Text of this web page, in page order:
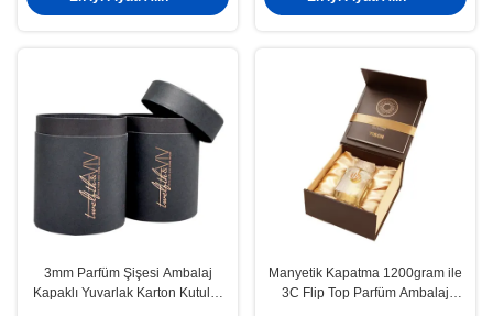
3mm Parfüm Şişesi Ambalaj
Kapaklı Yuvarlak Karton Kutular
Manyetik Kapatma 1200gram ile
3C Flip Top Parfüm Ambalaj